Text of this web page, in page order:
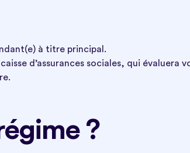
à titre principal.
d’assurances sociales, qui évaluera
?